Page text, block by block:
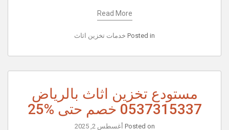
Read More
Posted in خدمات تخزين اثاث
مستودع تخزين اثاث بالرياض
0537315337 خصم حتى %25
Posted on أغسطس 2, 2025